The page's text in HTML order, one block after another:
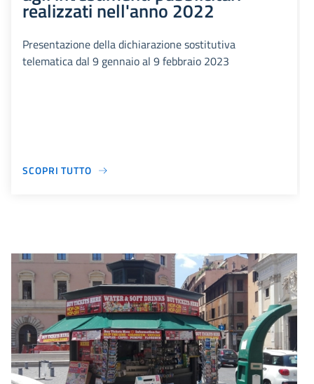
realizzati nell'anno 2022
Presentazione della dichiarazione sostitutiva
telematica dal 9 gennaio al 9 febbraio 2023
SCOPRI TUTTO